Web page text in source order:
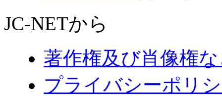
JC-NETから
著作権及び肖像権
プライバシーポリ